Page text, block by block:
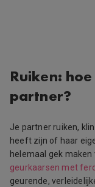
Ruiken:
partner?
Je partner ruiken,
heeft zijn of haar
helemaal gek
geurkaarsen met
geurende,